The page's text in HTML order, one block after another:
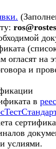
огласят на
и
в
услиями.